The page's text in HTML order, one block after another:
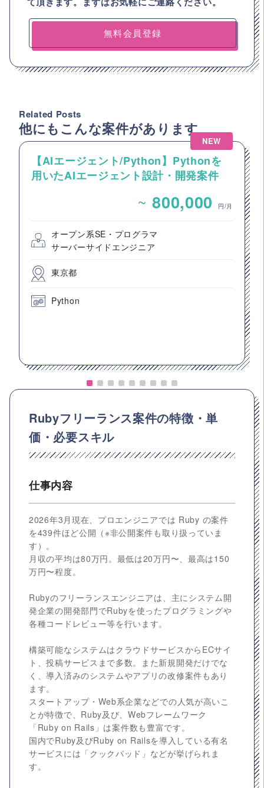
無料会員登録
Related Posts
他にもこんな案件があります
NEW
【AIエージェント/Python】Pythonを
用いたAIエージェント設計・開発案件
~ 800,000 円/月
オープン系SE・プログラマ
サーバーサイドエンジニア
東京都
Python
Rubyフリーランス案件の特徴・単
価・必要スキル
仕事内容
2026年3月現在、プロエンジニアでは Ruby の案件
を439件ほど公開（※非公開案件も取り扱っていま
す）。
月収の平均は80万円。最低は20万円〜、最高は150
万円〜程度。
Rubyのフリーランスエンジニアは、主にシステム開
発企業の開発部門でRubyを使ったプログラミングや
各種コードレビュー等を行います。
構築可能なシステムはクラウドサービスからECサイ
ト、投稿サービスまで多数。また新規開発だけでな
く、導入済みのシステムやアプリの改修案件もあり
ます。
スタートアップ・Web系企業などでの人気が高いこ
とが特徴で、Ruby及び、Webフレームワーク
「Ruby on Rails」は案件数も豊富です。
国内でRuby及びRuby on Railsを導入している有名
サービスには「クックパッド」などが挙げられま
す。